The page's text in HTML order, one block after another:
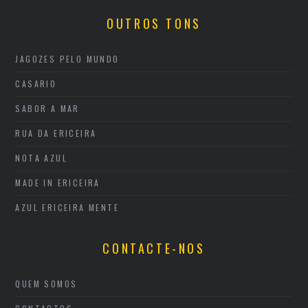
OUTROS TONS
JAGOZES PELO MUNDO
CASARIO
SABOR A MAR
RUA DA ERICEIRA
NOTA AZUL
MADE IN ERICEIRA
AZUL ERICEIRA MENTE
CONTACTE-NOS
QUEM SOMOS